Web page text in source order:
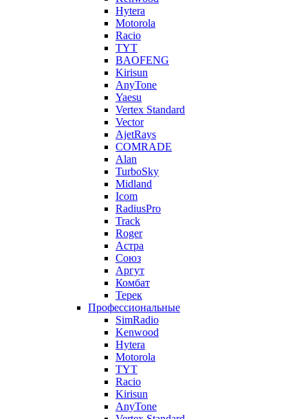
Hytera
Motorola
Racio
TYT
BAOFENG
Kirisun
AnyTone
Yaesu
Vertex Standard
Vector
AjetRays
COMRADE
Alan
TurboSky
Midland
Icom
RadiusPro
Track
Roger
Астра
Союз
Аргут
Комбат
Терек
Профессиональные
SimRadio
Kenwood
Hytera
Motorola
TYT
Racio
Kirisun
AnyTone